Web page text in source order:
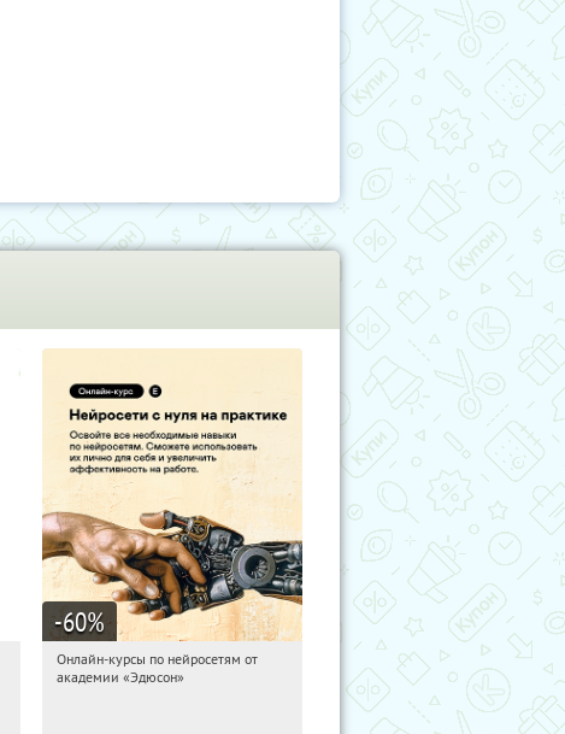
-60%
04:05:03 Получили:
Онлайн-курсы по нейросетям от
академии «Эдюсон»